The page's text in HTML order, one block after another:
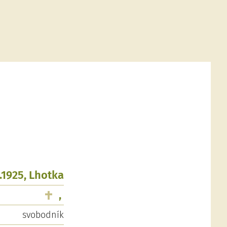
Lhotka
,
svobodník